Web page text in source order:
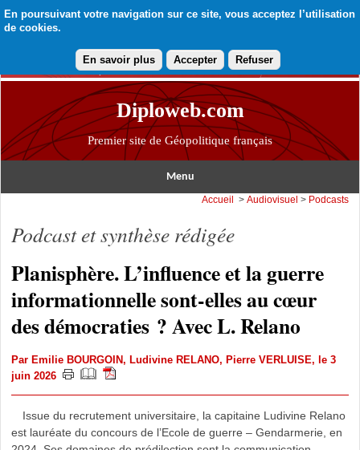
En poursuivant votre navigation sur ce site, vous acceptez l’utilisation
de cookies.
En savoir plus Accepter Refuser
Diploweb.com
Premier site de Géopolitique français
Menu
Accueil >Audiovisuel > Podcasts
Podcast et synthèse rédigée
Planisphère. L’influence et la guerre
informationnelle sont-elles au cœur
des démocraties ? Avec L. Relano
Par Emilie BOURGOIN, Ludivine RELANO, Pierre VERLUISE, le 3
juin 2026
Issue du recrutement universitaire, la capitaine Ludivine Relano
est lauréate du concours de l’Ecole de guerre – Gendarmerie, en